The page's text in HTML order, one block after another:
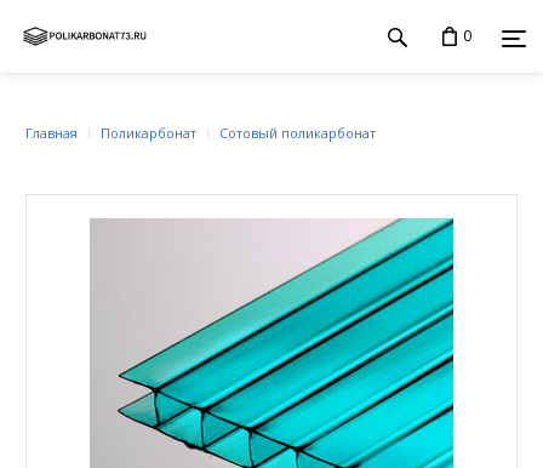
0
Главная Поликарбонат Сотовый поликарбонат